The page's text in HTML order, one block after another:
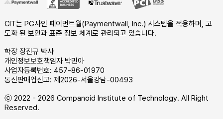
CIT는 PG사인 페이먼트월(Paymentwall, Inc.) 시스템을 적용하며, 고
도화 된 보안과 표준 정보 체계로 관리되고 있습니다.
학장 장진규 박사
개인정보보호책임자 박민아
사업자등록번호: 457-86-01970
통신판매업신고: 제2026-서울강남-00493
ⓒ 2022 - 2026 Companoid Institute of Technology. All Right
Reserved.